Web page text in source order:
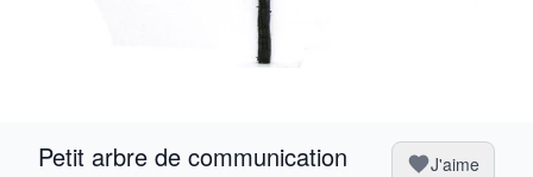
Petit arbre de communication J'aime